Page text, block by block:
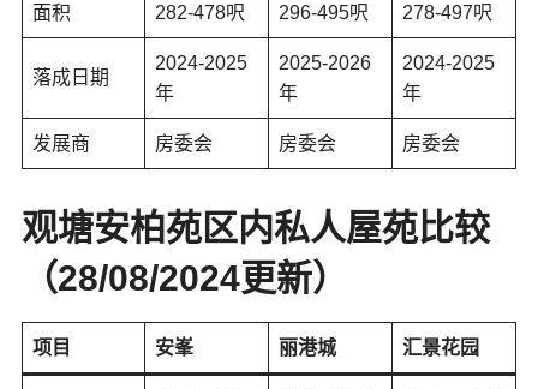
面积 282-478呎 296-495呎 278-497呎
落成日期
2024-2025
年
2025-2026
年
2024-2025
年
发展商 房委会 房委会 房委会
观塘安柏苑区内私人屋苑比较
（28/08/2024更新）
项目 安峯 丽港城 汇景花园